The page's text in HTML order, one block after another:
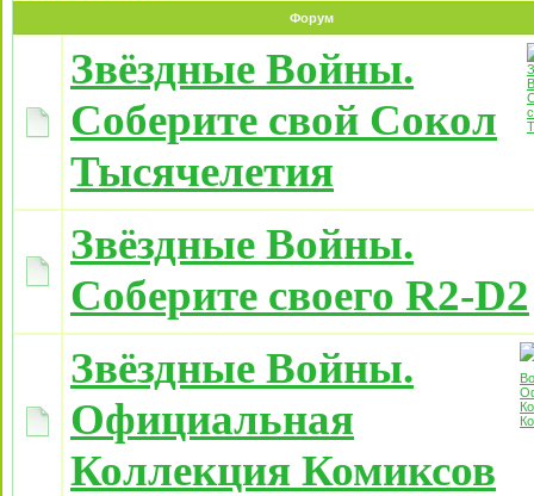
Форум
Звёздные Войны.
Соберите свой Сокол
Тысячелетия
Звёздные Войны.
Соберите своего R2-D2
Звёздные Войны.
Официальная
Коллекция Комиксов